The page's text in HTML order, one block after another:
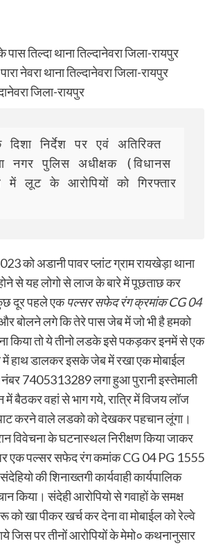
तिल्दा थाना तिल्दानेवरा जिला-रायपुर
नेवरा थाना तिल्दानेवरा जिला-रायपुर
जिला-रायपुर
नगर पुलिस अधीक्षक (विधानस
में लूट के आरोपियों को गिरफ्तार
को अडानी पावर प्लांट ग्राम रायखेड़ा थाना
से यह लोगो से लाज के बारे में पूछताछ कर
दूर पहले एकपल्सर सफेद रंग क्रमांक CG 04
बोलने लगे कि तेरे पास जेब में जो भी है हमको
किया तो ये तीनो लडके इसे पकड़कर इनमें से एक
में हाथ डालकर इसके जेब में रखा एक मोबाईल
7405313289 लगा हुआ पुरानी इस्तेमाली
वहां से भाग गये, रात्रि में विजय लॉज
करने वाले लडको को देखकर पहचान लूंगा।
विवेचना के घटनास्थल निरीक्षण किया जाकर
पर एक पल्सर सफेद रंग कमांक CG 04 PG 1555
की शिनाख्तगी कार्यवाही कार्यपालिक
किया। संदेही आरोपियो से गवाहों के समक्ष
खा पीकर खर्च कर देना वा मोबाईल को रेल्वे
जिस पर तीनों आरोपियों के मेमो० कथनानुसार